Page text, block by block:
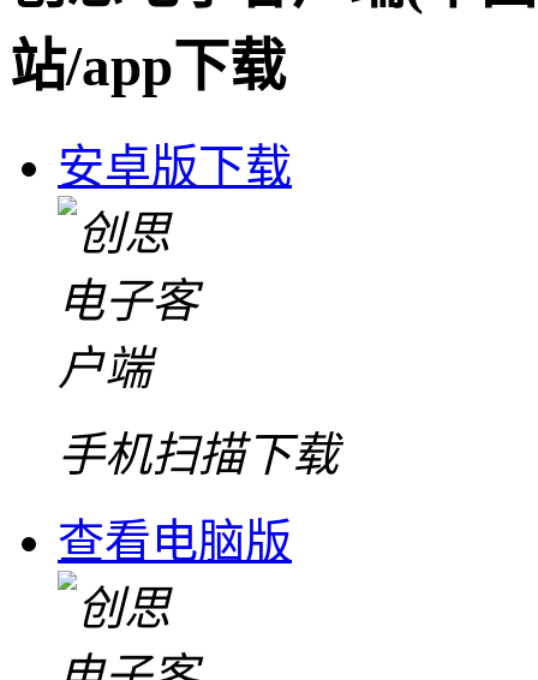
站/app下载
安卓版下载
手机扫描下载
查看电脑版